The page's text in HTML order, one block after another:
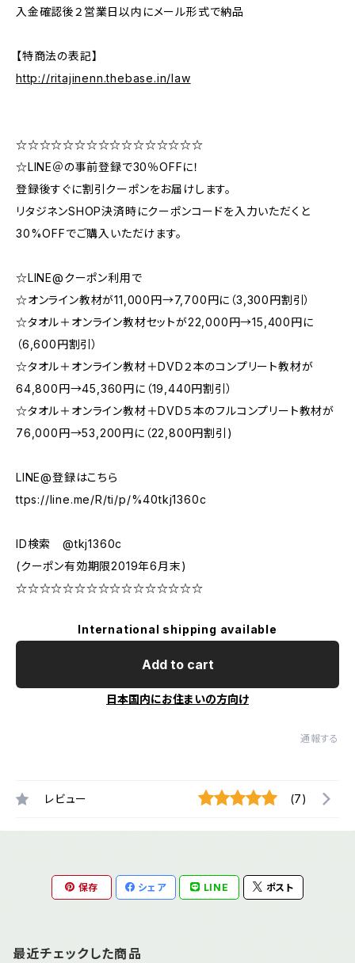
入金確認後２営業日以内にメール形式で納品
【特商法の表記】
http://ritajinenn.thebase.in/law
☆☆☆☆☆☆☆☆☆☆☆☆☆☆☆☆
☆LINE＠の事前登録で30％OFFに！
登録後すぐに割引クーポンをお届けします。
リタジネンSHOP決済時にクーポンコードを入力いただくと
30%OFFでご購入いただけます。
☆LINE@クーポン利用で
☆オンライン教材が11,000円→7,700円に（3,300円割引）
☆タオル＋オンライン教材セットが22,000円→15,400円に
（6,600円割引）
☆タオル＋オンライン教材＋DVD２本のコンプリート教材が
64,800円→45,360円に（19,440円割引）
☆タオル＋オンライン教材＋DVD５本のフルコンプリート教材が
76,000円→53,200円に（22,800円割引)
LINE@登録はこちら
ttps://line.me/R/ti/p/%40tkj1360c
ID検索 @tkj1360c
(クーポン有効期限2019年6月末)
☆☆☆☆☆☆☆☆☆☆☆☆☆☆☆☆
International shipping available
Add to cart
日本国内にお住まいの方向け
通報する
レビュー (7)
保存 シェア LINE ポスト
最近チェックした商品